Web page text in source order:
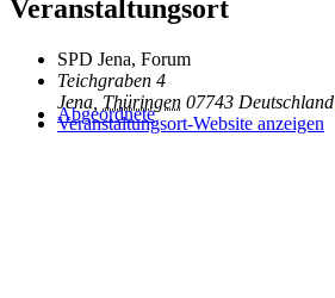
Abgeordnete
Veranstaltungsort
SPD Jena, Forum
Teichgraben 4
Jena Thüringen 07743 Deutschland
Veranstaltungsort-Website anzeigen